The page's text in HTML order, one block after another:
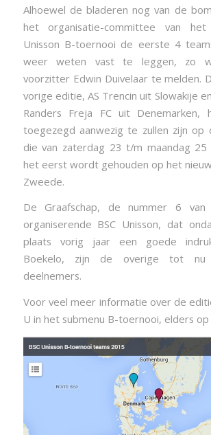
Alhoewel de bladeren nog van de
het organisatie-committee van het
Unisson B-toernooi de eerste 4
weer weten vast te leggen, zo
voorzitter Edwin Duivelaar te melden.
vorige editie, AS Trencin uit Slowakije
Randers Freja FC uit Denemarken,
toegezegd aanwezig te zullen zijn op
die van zaterdag 23 t/m maandag
het eerst wordt gehouden op het
Zweede.
De Graafschap, de nummer 6
organiserende BSC Unisson, dat
plaats vorig jaar een goede
Boekelo, zijn de overige tot nu
deelnemers.
Voor veel meer informatie over de
U in het submenu B-toernooi, elders